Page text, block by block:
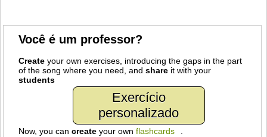
Você é um professor?
Create your own exercises, introducing the gaps in the part
of the song where you need, andshare it with your
students
Exercício
personalizado
Now, you cancreate your ownflashcards